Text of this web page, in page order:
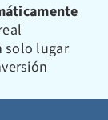
solo lugar